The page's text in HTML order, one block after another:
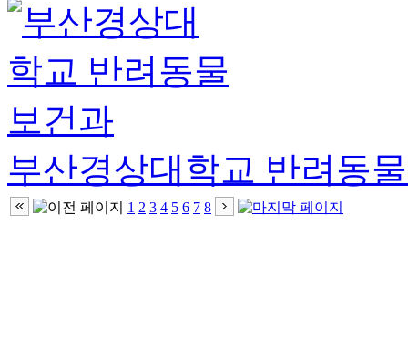
부산경상대학교 반려동
1 2 3 4 5 6 7 8